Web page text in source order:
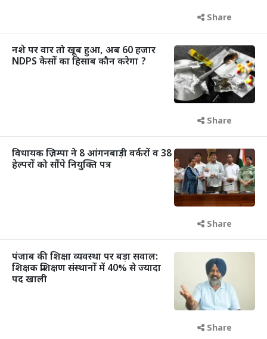
Share
नशे पर वार तो खूब हुआ, अब 60 हजार
NDPS केसों का हिसाब कौन करेगा ?
Share
विधायक ज़िम्पा ने 8 आंगनबाड़ी वर्करों व 38
हेल्परों को सौंपे नियुक्ति पत्र
Share
पंजाब की शिक्षा व्यवस्था पर बड़ा सवाल:
शिक्षक प्रशिक्षण संस्थानों में 40% से ज्यादा
पद खाली
Share